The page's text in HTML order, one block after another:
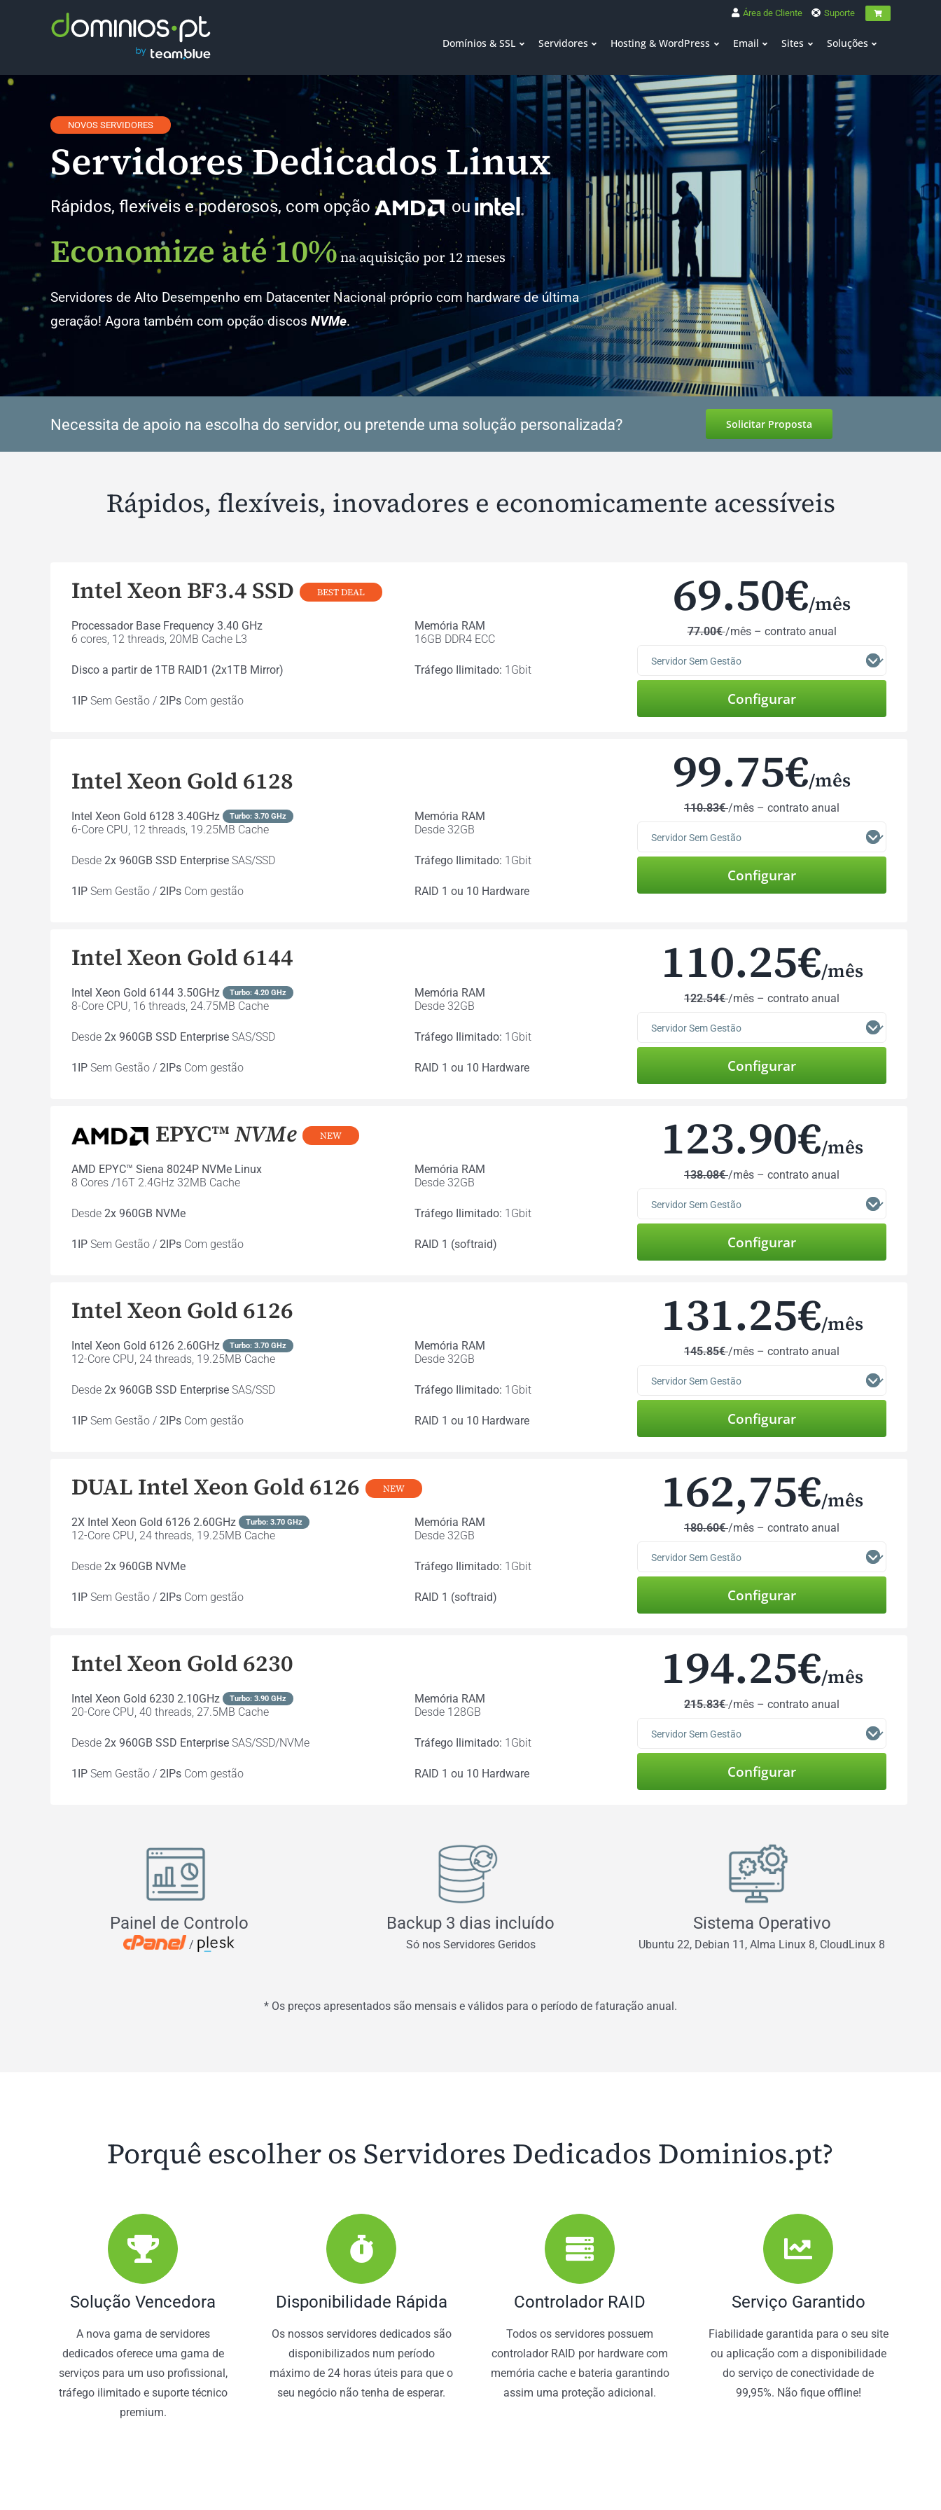
Área de Cliente Suporte
Domínios & SSL Servidores Hosting & WordPress Email Sites Soluções
NOVOS SERVIDORES
Servidores Dedicados Linux
Rápidos, flexíveis e poderosos, com opção ou
Economize até 10%na aquisição por 12 meses
Servidores de Alto Desempenho em Datacenter Nacional próprio com hardware de última
geração! Agora também com opção discos NVMe.
Necessita de apoio na escolha do servidor, ou pretende uma solução personalizada? Solicitar Proposta
Rápidos, flexíveis, inovadores e economicamente acessíveis
Intel Xeon BF3.4 SSD BEST DEAL
Processador Base Frequency 3.40 GHz
6 cores, 12 threads, 20MB Cache L3
Memória RAM
16GB DDR4 ECC
Disco a partir de 1TB RAID1 (2x1TB Mirror) Tráfego Ilimitado: 1Gbit
1IPSem Gestão / 2IPsCom gestão
69.50€/mês
77.00€/mês – contrato anual
Intel Xeon Gold 6128
Intel Xeon Gold 6128 3.40GHz Turbo: 3.70 GHz
6-Core CPU, 12 threads, 19.25MB Cache
Memória RAM
Desde 32GB
Desde 2x 960GB SSD EnterpriseSAS/SSD Tráfego Ilimitado: 1Gbit
1IPSem Gestão / 2IPsCom gestão RAID 1 ou 10 Hardware
99.75€/mês
110.83€/mês – contrato anual
Intel Xeon Gold 6144
Intel Xeon Gold 6144 3.50GHz Turbo: 4.20 GHz
8-Core CPU, 16 threads, 24.75MB Cache
Memória RAM
Desde 32GB
Desde 2x 960GB SSD EnterpriseSAS/SSD Tráfego Ilimitado: 1Gbit
1IPSem Gestão / 2IPsCom gestão RAID 1 ou 10 Hardware
110.25€/mês
122.54€/mês – contrato anual
EPYC™NVMe NEW
AMD EPYC™ Siena 8024P NVMe Linux
8 Cores /16T 2.4GHz 32MB Cache
Memória RAM
Desde 32GB
Desde 2x 960GB NVMe Tráfego Ilimitado: 1Gbit
1IPSem Gestão / 2IPsCom gestão RAID 1 (softraid)
123.90€/mês
138.08€/mês – contrato anual
Intel Xeon Gold 6126
Intel Xeon Gold 6126 2.60GHz Turbo: 3.70 GHz
12-Core CPU, 24 threads, 19.25MB Cache
Memória RAM
Desde 32GB
Desde 2x 960GB SSD EnterpriseSAS/SSD Tráfego Ilimitado: 1Gbit
1IPSem Gestão / 2IPsCom gestão RAID 1 ou 10 Hardware
131.25€/mês
145.85€/mês – contrato anual
DUAL Intel Xeon Gold 6126 NEW
2X Intel Xeon Gold 6126 2.60GHz Turbo: 3.70 GHz
12-Core CPU, 24 threads, 19.25MB Cache
Memória RAM
Desde 32GB
Desde 2x 960GB NVMe Tráfego Ilimitado: 1Gbit
1IPSem Gestão / 2IPsCom gestão RAID 1 (softraid)
162,75€/mês
180.60€/mês – contrato anual
Intel Xeon Gold 6230
Intel Xeon Gold 6230 2.10GHz Turbo: 3.90 GHz
20-Core CPU, 40 threads, 27.5MB Cache
Memória RAM
Desde 128GB
Desde 2x 960GB SSD EnterpriseSAS/SSD/NVMe Tráfego Ilimitado: 1Gbit
1IPSem Gestão / 2IPsCom gestão RAID 1 ou 10 Hardware
194.25€/mês
215.83€/mês – contrato anual
Painel de Controlo
/
Backup 3 dias incluído
Só nos Servidores Geridos
Sistema Operativo
Ubuntu 22, Debian 11, Alma Linux 8, CloudLinux 8
* Os preços apresentados são mensais e válidos para o período de faturação anual.
Porquê escolher os Servidores Dedicados Dominios.pt?
Solução Vencedora
A nova gama de servidores
dedicados oferece uma gama de
serviços para um uso profissional,
tráfego ilimitado e suporte técnico
premium.
Disponibilidade Rápida
Os nossos servidores dedicados são
disponibilizados num período
máximo de 24 horas úteis para que o
seu negócio não tenha de esperar.
Controlador RAID
Todos os servidores possuem
controlador RAID por hardware com
memória cache e bateria garantindo
assim uma proteção adicional.
Serviço Garantido
Fiabilidade garantida para o seu site
ou aplicação com a disponibilidade
do serviço de conectividade de
99,95%. Não fique offline!